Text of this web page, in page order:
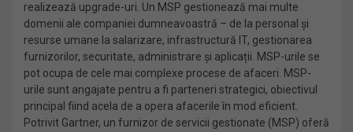
realizează upgrade-uri. Un MSP gestionează mai multe
domenii ale companiei dumneavoastră – de la personal și
resurse umane la salarizare, infrastructură IT, gestionarea
furnizorilor, securitate, administrare și aplicații. MSP-urile se
pot ocupa de cele mai complexe procese de afaceri. MSP-
urile sunt angajate pentru a fi parteneri strategici, obiectivul
principal fiind acela de a opera afacerile în mod eficient.
Potrivit Gartner, un furnizor de servicii gestionate (MSP) oferă